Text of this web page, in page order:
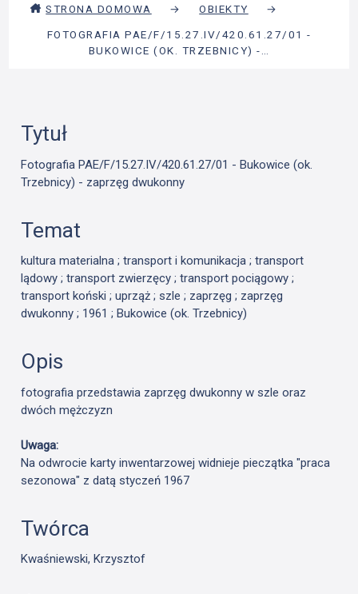
STRONA DOMOWA → OBIEKTY
→
FOTOGRAFIA PAE/F/15.27.IV/420.61.27/01 -
BUKOWICE (OK. TRZEBNICY) -…
Tytuł
Fotografia PAE/F/15.27.IV/420.61.27/01 - Bukowice (ok.
Trzebnicy) - zaprzęg dwukonny
Temat
kultura materialna ; transport i komunikacja ; transport
lądowy ; transport zwierzęcy ; transport pociągowy ;
transport koński ; uprząż ; szle ; zaprzęg ; zaprzęg
dwukonny ; 1961 ; Bukowice (ok. Trzebnicy)
Opis
fotografia przedstawia zaprzęg dwukonny w szle oraz
dwóch mężczyzn
Uwaga:
Na odwrocie karty inwentarzowej widnieje pieczątka "praca
sezonowa" z datą styczeń 1967
Twórca
Kwaśniewski, Krzysztof